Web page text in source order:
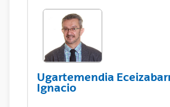
Ugartemendia
Ignacio